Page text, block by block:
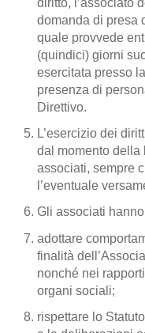
diritto, l’associato
domanda di presa
quale provvede
(quindici) giorni
esercitata presso
presenza di
Direttivo.
L’esercizio dei
dal momento
associati, sempre
l’eventuale
Gli associati
adottare
finalità
nonché nei
organi sociali;
rispettare lo